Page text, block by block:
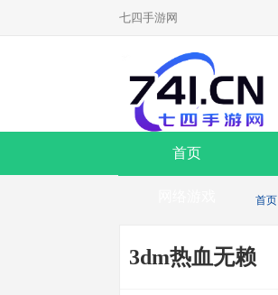
七四手游网
首页
首页
3dm热血无赖